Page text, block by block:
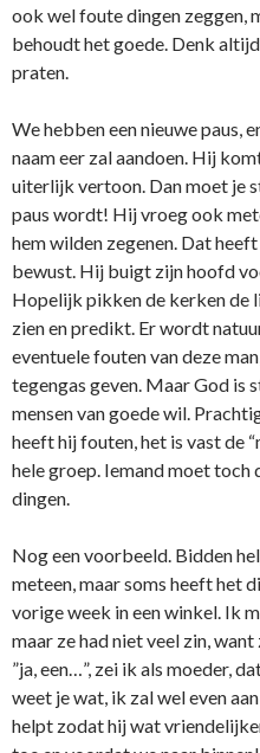
ook wel foute dingen zeggen,
behoudt het goede. Denk
praten.
We hebben een nieuwe paus,
naam eer zal aandoen. Hij
uiterlijk vertoon. Dan moet je
paus wordt! Hij vroeg ook
hem wilden zegenen. Dat
bewust. Hij buigt zijn hoofd
Hopelijk pikken de kerken de
zien en predikt. Er wordt
eventuele fouten van deze
tegengas geven. Maar God is
mensen van goede wil.
heeft hij fouten, het is vast de
hele groep. Iemand moet toch
dingen.
Nog een voorbeeld. Bidden
meteen, maar soms heeft het
vorige week in een winkel. Ik
maar ze had niet veel zin, want
”ja, een…”, zei ik als moeder,
weet je wat, ik zal wel even
helpt zodat hij wat